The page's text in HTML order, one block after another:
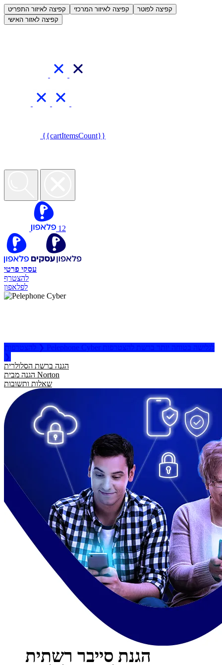
קפיצה לאיזור התפריט קפיצה לאיזור המרכזי
קפיצה לפוטר
קפיצה לאזור האישי
{{cartItemsCount}}
12
עסקי פרטי
להצטרף
לפלאפון
❯ Pelephone Cyber לגלישה בטוחה יותר ברשת להצטרפות
❯
הגנה ברשת הסלולרית
הגנה מבית Norton
שאלות ותשובות
הגנת סייבר רשתית